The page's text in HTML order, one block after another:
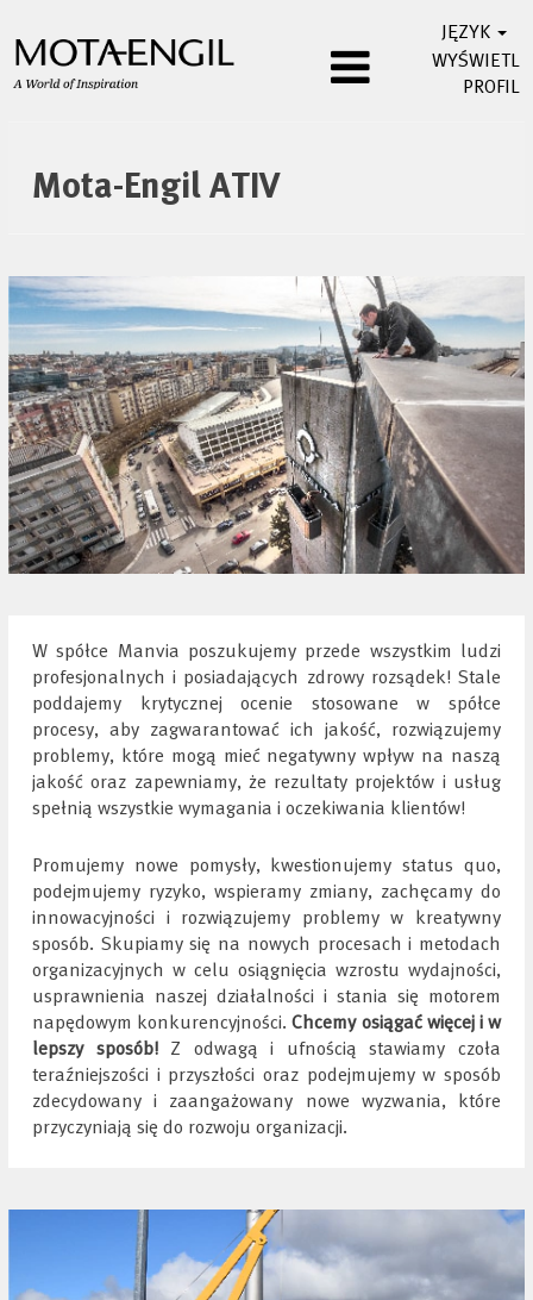
JĘZYK
WYŚWIETL
PROFIL
Mota-Engil ATIV
W spółce Manvia poszukujemy przede wszystkim ludzi
profesjonalnych i posiadających zdrowy rozsądek! Stale
poddajemy krytycznej ocenie stosowane w spółce
procesy, aby zagwarantować ich jakość, rozwiązujemy
problemy, które mogą mieć negatywny wpływ na naszą
jakość oraz zapewniamy, że rezultaty projektów i usług
spełnią wszystkie wymagania i oczekiwania klientów!
Promujemy nowe pomysły, kwestionujemy status quo,
podejmujemy ryzyko, wspieramy zmiany, zachęcamy do
innowacyjności i rozwiązujemy problemy w kreatywny
sposób. Skupiamy się na nowych procesach i metodach
organizacyjnych w celu osiągnięcia wzrostu wydajności,
usprawnienia naszej działalności i stania się motorem
napędowym konkurencyjności.Chcemy osiągać więcej i w
lepszy sposób!Z odwagą i ufnością stawiamy czoła
teraźniejszości i przyszłości oraz podejmujemy w sposób
zdecydowany i zaangażowany nowe wyzwania, które
przyczyniają się do rozwoju organizacji.